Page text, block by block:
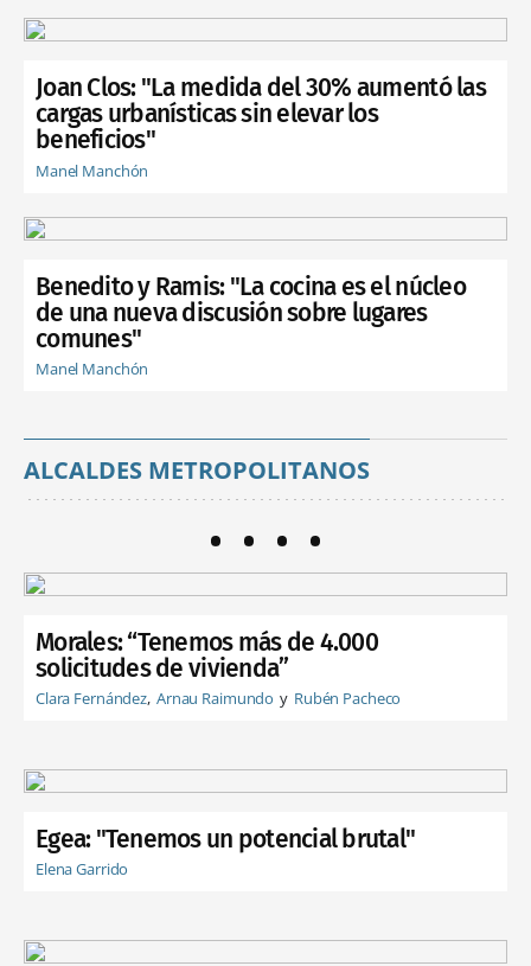
Joan Clos: "La medida del 30% aumentó las
cargas urbanísticas sin elevar los
beneficios"
Manel Manchón
Benedito y Ramis: "La cocina es el núcleo
de una nueva discusión sobre lugares
comunes"
Manel Manchón
ALCALDES METROPOLITANOS
Morales: “Tenemos más de 4.000
solicitudes de vivienda”
Clara Fernández Arnau Raimundo Rubén Pacheco
Egea: "Tenemos un potencial brutal"
Elena Garrido